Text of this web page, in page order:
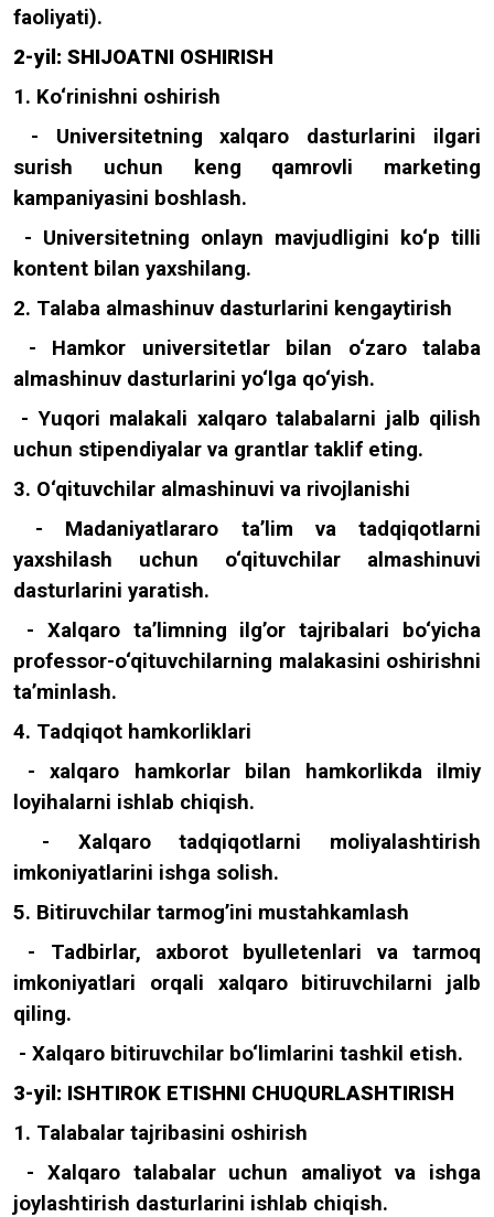
faoliyati).
2-yil: SHIJOATNI OSHIRISH
1. Ko‘rinishni oshirish
- Universitetning xalqaro dasturlarini ilgari
surish uchun keng qamrovli marketing
kampaniyasini boshlash.
- Universitetning onlayn mavjudligini ko‘p tilli
kontent bilan yaxshilang.
2. Talaba almashinuv dasturlarini kengaytirish
- Hamkor universitetlar bilan o‘zaro talaba
almashinuv dasturlarini yo‘lga qo‘yish.
- Yuqori malakali xalqaro talabalarni jalb qilish
uchun stipendiyalar va grantlar taklif eting.
3. O‘qituvchilar almashinuvi va rivojlanishi
- Madaniyatlararo ta’lim va tadqiqotlarni
yaxshilash uchun o‘qituvchilar almashinuvi
dasturlarini yaratish.
- Xalqaro ta’limning ilg’or tajribalari bo‘yicha
professor-o‘qituvchilarning malakasini oshirishni
ta’minlash.
4. Tadqiqot hamkorliklari
- xalqaro hamkorlar bilan hamkorlikda ilmiy
loyihalarni ishlab chiqish.
- Xalqaro tadqiqotlarni moliyalashtirish
imkoniyatlarini ishga solish.
5. Bitiruvchilar tarmog’ini mustahkamlash
- Tadbirlar, axborot byulletenlari va tarmoq
imkoniyatlari orqali xalqaro bitiruvchilarni jalb
qiling.
- Xalqaro bitiruvchilar bo‘limlarini tashkil etish.
3-yil: ISHTIROK ETISHNI CHUQURLASHTIRISH
1. Talabalar tajribasini oshirish
- Xalqaro talabalar uchun amaliyot va ishga
joylashtirish dasturlarini ishlab chiqish.